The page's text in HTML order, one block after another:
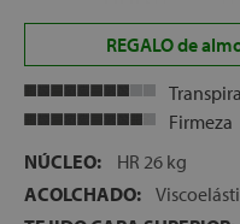
REGALO de
Firmeza
NÚCLEO:
HR 26 kg
ACOLCHADO: